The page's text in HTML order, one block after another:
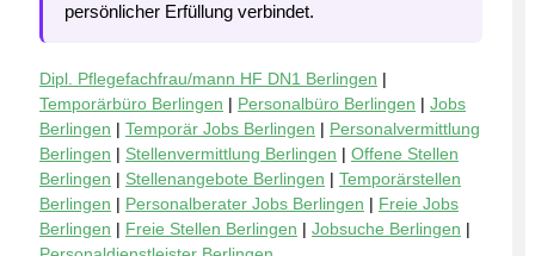
persönlicher Erfüllung verbindet.
Dipl. Pflegefachfrau/mann HF DN1 Berlingen |
Temporärbüro Berlingen | Personalbüro Berlingen | Jobs
Berlingen | Temporär Jobs Berlingen | Personalvermittlung
Berlingen | Stellenvermittlung Berlingen | Offene Stellen
Berlingen | Stellenangebote Berlingen | Temporärstellen
Berlingen | Personalberater Jobs Berlingen | Freie Jobs
Berlingen | Freie Stellen Berlingen | Jobsuche Berlingen |